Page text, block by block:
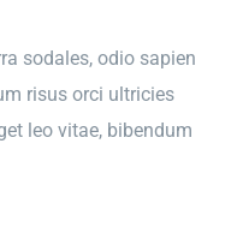
sodales, odio sapien
risus orci ultricies
leo vitae, bibendum